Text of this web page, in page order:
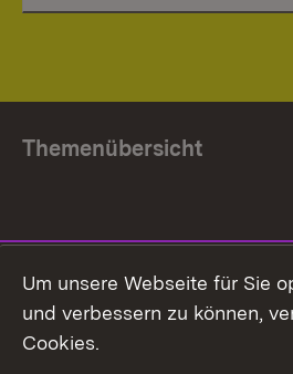
Themenübersicht
Facebook
Um unsere Webseite für Sie
und verbessern zu können,
Cookies.